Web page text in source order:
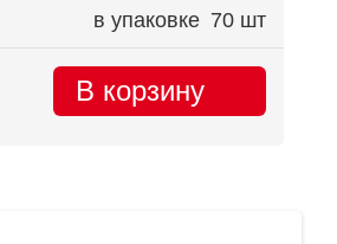
в упаковке 70 шт
В корзину